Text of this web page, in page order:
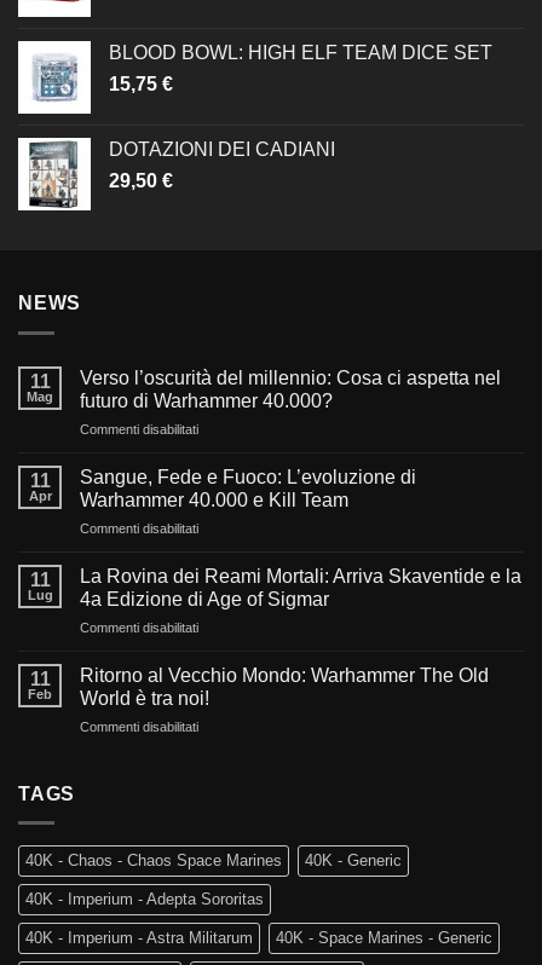
BLOOD BOWL: HIGH ELF TEAM DICE SET
15,75 €
DOTAZIONI DEI CADIANI
29,50 €
NEWS
11
Mag
Verso l’oscurità del millennio: Cosa ci aspetta nel
futuro di Warhammer 40.000?
Commenti disabilitatisu
l’oscurità
del
millennio:
Cosa
aspetta
nel
futuro
di
40.000?
11
Apr
Sangue, Fede e Fuoco: L’evoluzione di
Warhammer 40.000 e Kill Team
Commenti disabilitatisu
Fede
e
Fuoco:
L’evoluzione
Warhammer
40.000
Kill
11
Lug
La Rovina dei Reami Mortali: Arriva Skaventide e la
4a Edizione di Age of Sigmar
Commenti disabilitatisu
Rovina
dei
Reami
Mortali:
Edizione
di
Age
of
Sigmar
11
Feb
Ritorno al Vecchio Mondo: Warhammer The Old
World è tra noi!
Commenti disabilitatisu
The
Old
World
tra
noi!
TAGS
40K - Chaos - Chaos Space Marines 40K - Generic
40K - Imperium - Adepta Sororitas
40K - Imperium - Astra Militarum 40K - Space Marines - Generic